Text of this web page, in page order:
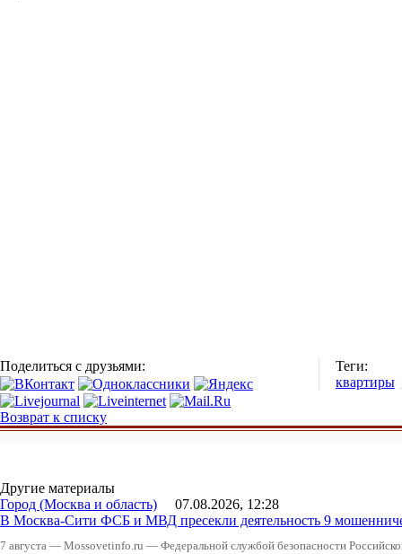
Поделиться с друзьями:
Теги:
квартиры
Возврат к списку
Другие материалы
Город (Москва и область) 07.08.2026, 12:28
В Москва-Сити ФСБ и МВД пресекли деятельность 9
7 августа — Mossovetinfo.ru — Федеральной службой безопасности